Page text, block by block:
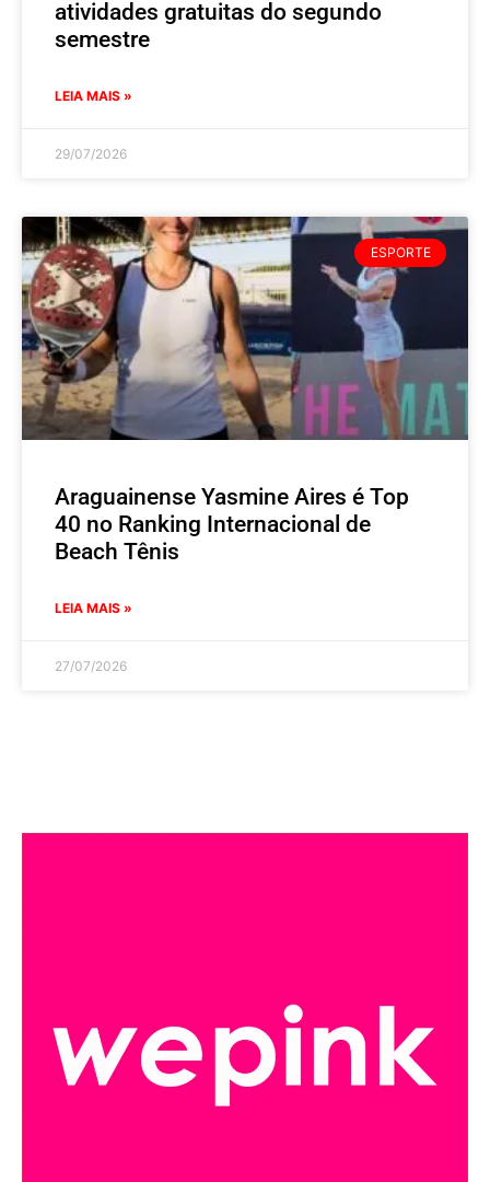
atividades gratuitas do segundo
semestre
LEIA MAIS »
29/07/2026
ESPORTE
Araguainense Yasmine Aires é Top
40 no Ranking Internacional de
Beach Tênis
LEIA MAIS »
27/07/2026